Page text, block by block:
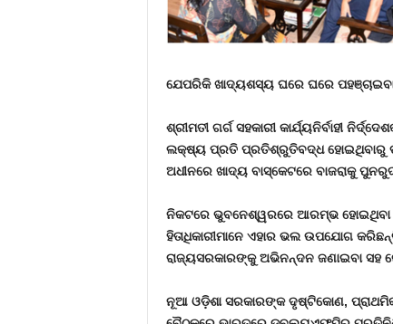
ଯେପରିକି ଖାଦ୍ୟଶସ୍ୟ ଘରେ ଘରେ
ଶ୍ରୀମତୀ ଗର୍ଗ ସହକାରୀ କାର୍ଯ୍ୟନିର୍ବାହୀ
ଲକ୍ଷ୍ୟ ପ୍ରତି ପ୍ରତିଶ୍ରୁତିବଦ୍ଧ ହୋଇଥିବାରୁ
ଅଧୀନରେ ଖାଦ୍ୟ ବାସ୍କେଟରେ ବାଜରାକୁ
ନିକଟରେ ଭୁବନେଶ୍ୱରରେ ଆରମ୍ଭ ହୋଇଥିବା
ହିତାଧିକାରୀମାନେ ଏହାର ଭଲ ଉପଯୋଗ
ରାଜ୍ୟସରକାରଙ୍କୁ ଅଭିନନ୍ଦନ ଜଣାଇବା ସହ
ନୂଆ ଓଡ଼ିଶା ସରକାରଙ୍କ ଦୃଷ୍ଟିକୋଣ,